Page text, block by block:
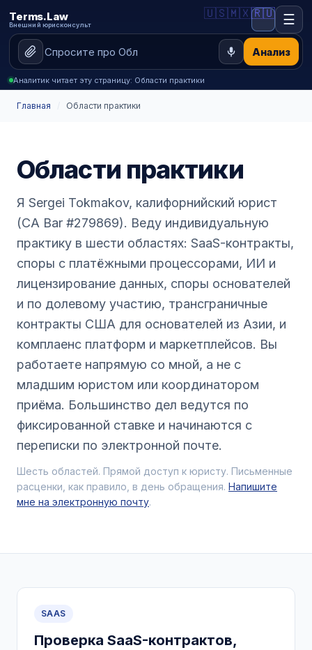
Terms.Law
Внешний юрисконсульт
Анализ
🇺🇸🇲🇽🇷🇺 ☰
Аналитик читает эту страницу: Области практики
Главная Области практики
Области практики
Я Sergei Tokmakov, калифорнийский юрист
(CA Bar #279869). Веду индивидуальную
практику в шести областях: SaaS-контракты,
споры с платёжными процессорами, ИИ и
лицензирование данных, споры основателей
и по долевому участию, трансграничные
контракты США для основателей из Азии, и
комплаенс платформ и маркетплейсов. Вы
работаете напрямую со мной, а не с
младшим юристом или координатором
приёма. Большинство дел ведутся по
фиксированной ставке и начинаются с
переписки по электронной почте.
Шесть областей. Прямой доступ к юристу. Письменные
расценки, как правило, в день обращения. Напишите
мне на электронную почту.
SAAS
Проверка SaaS-контрактов,